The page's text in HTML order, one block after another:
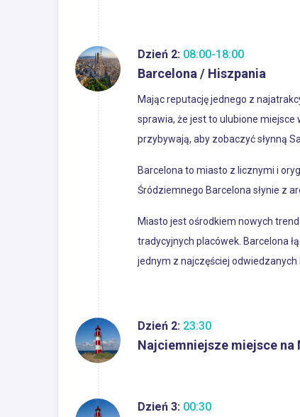
Dzień 2: 08:00-18:00
Barcelona / Hiszpania
Mając reputację jednego z
sprawia, że jest to ulubione miejsce
przybywają, aby zobaczyć słynną
Barcelona to miasto z licznymi i
Śródziemnego Barcelona słynie z
Miasto jest ośrodkiem nowych
tradycyjnych placówek. Barcelona
jednym z najczęściej odwiedzanych
Dzień 2: 23:30
Najciemniejsze miejsce na
Dzień 3: 00:30